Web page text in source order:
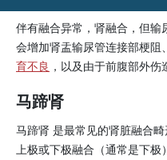
伴有融合异常，肾融合，但输
会增加肾盂输尿管连接部梗阻、
育不良 ，以及由于前腹部外伤
马蹄肾
马蹄肾 是最常见的肾脏融合
上极或下极融合（通常是下